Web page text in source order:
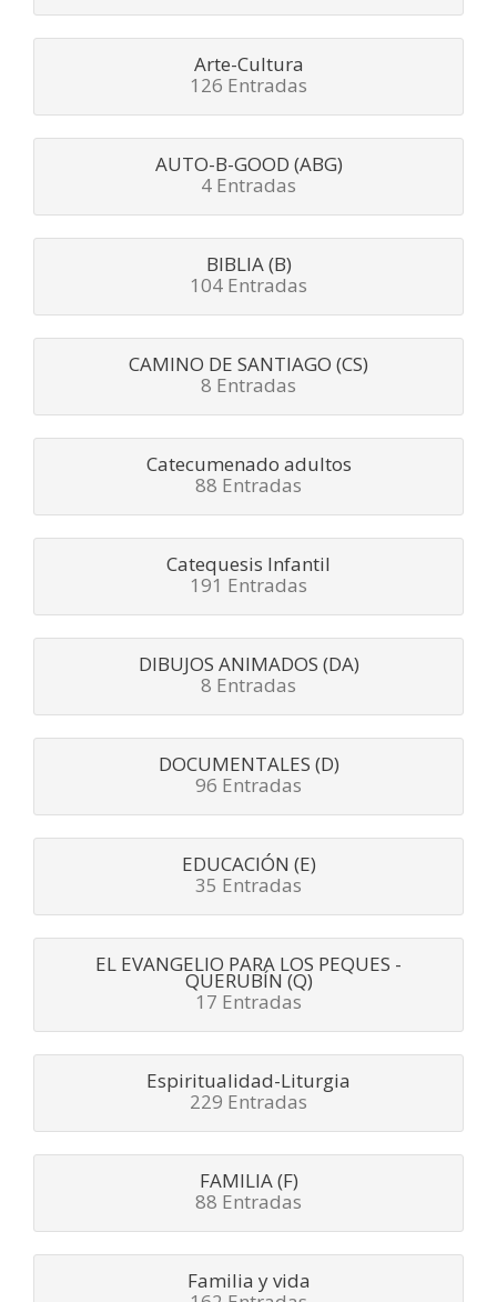
Arte-Cultura
126 Entradas
AUTO-B-GOOD (ABG)
4 Entradas
BIBLIA (B)
104 Entradas
CAMINO DE SANTIAGO (CS)
8 Entradas
Catecumenado adultos
88 Entradas
Catequesis Infantil
191 Entradas
DIBUJOS ANIMADOS (DA)
8 Entradas
DOCUMENTALES (D)
96 Entradas
EDUCACIÓN (E)
35 Entradas
EL EVANGELIO PARA LOS PEQUES -
QUERUBÍN (Q)
17 Entradas
Espiritualidad-Liturgia
229 Entradas
FAMILIA (F)
88 Entradas
Familia y vida